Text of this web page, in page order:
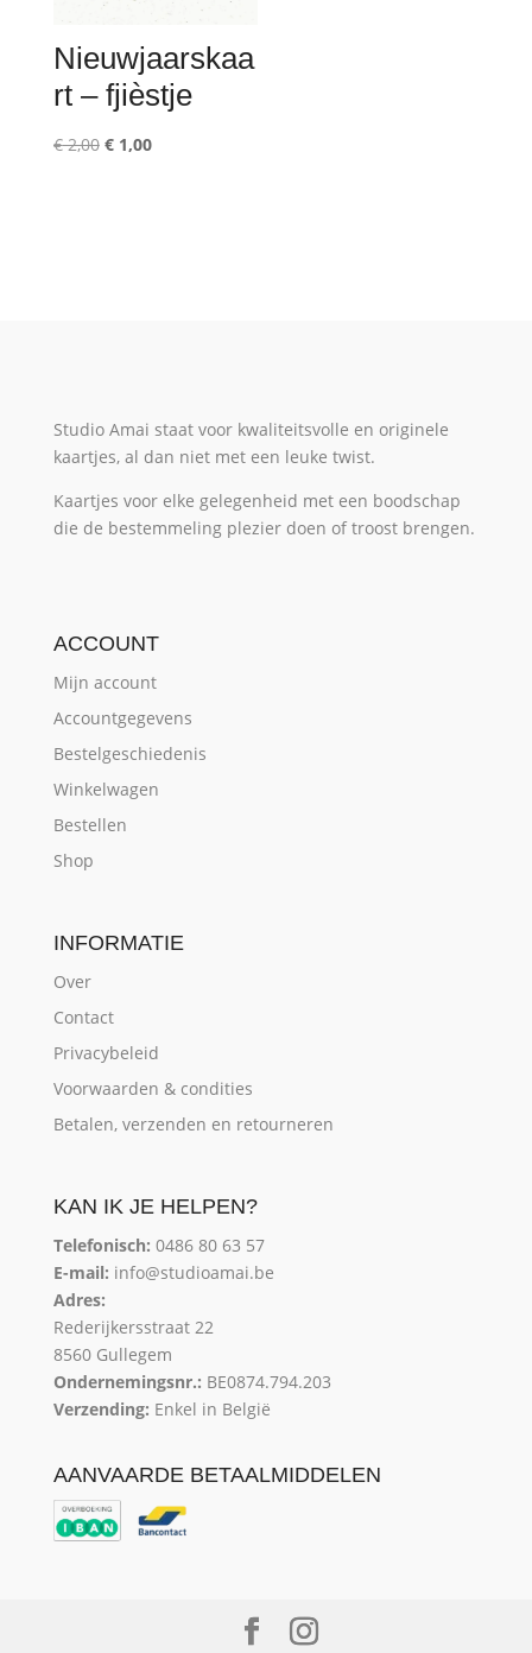
Nieuwjaarskaa
rt – fjièstje
€2,00 Oorspronkelijke
€1,00Huidige
Studio Amai staat voor kwaliteitsvolle en originele
kaartjes, al dan niet met een leuke twist.
Kaartjes voor elke gelegenheid met een boodschap
die de bestemmeling plezier doen of troost brengen.
ACCOUNT
Mijn account
Accountgegevens
Bestelgeschiedenis
Winkelwagen
Bestellen
Shop
INFORMATIE
Over
Contact
Privacybeleid
Voorwaarden & condities
Betalen, verzenden en retourneren
KAN IK JE HELPEN?
Telefonisch: 0486 80 63 57
E-mail: info@studioamai.be
Adres:
Rederijkersstraat 22
8560 Gullegem
Ondernemingsnr.: BE0874.794.203
Verzending: Enkel in België
AANVAARDE BETAALMIDDELEN